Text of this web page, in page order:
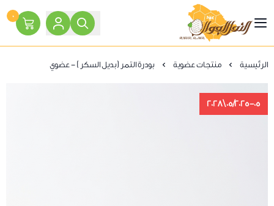
النحل الجوال
٠
الرئيسية منتجات عضوية بودرة التمر (بديل السكر ) - عضوي
05/2025-05\2028